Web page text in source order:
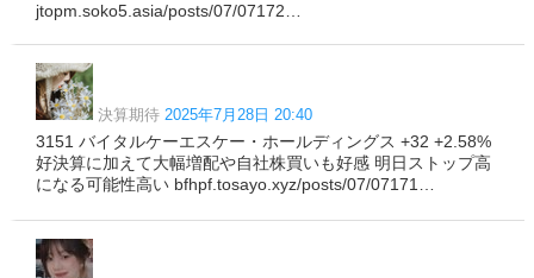
jtopm.soko5.asia/posts/07/07172…
決算期待 2025年7月28日 20:40
3151 バイタルケーエスケー・ホールディングス +32 +2.58%
好決算に加えて大幅増配や自社株買いも好感 明日ストップ高
になる可能性高い bfhpf.tosayo.xyz/posts/07/07171…